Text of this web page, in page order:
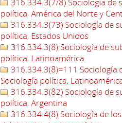
política, América del Norte y
316.334.3(73) Sociología de
política, Estados Unidos
316.334.3(8) Sociología de
política, Latinoamérica
316.334.3(8)=111 Sociología
Sociología política,
316.334.3(82) Sociología de
política, Argentina
316.334.4(8) Sociología de